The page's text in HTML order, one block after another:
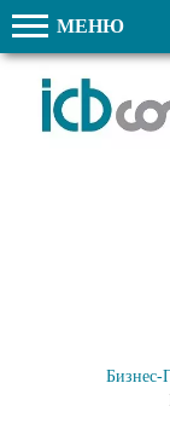
МЕНЮ
Бизнес-